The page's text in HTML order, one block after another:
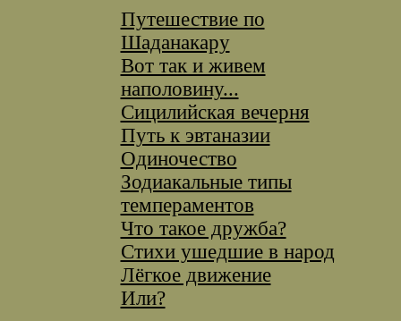
Путешествие по
Шаданакару
Вот так и живем
наполовину...
Сицилийская вечерня
Путь к эвтаназии
Одиночество
Зодиакальные типы
темпераментов
Что такое дружба?
Стихи ушедшие в народ
Лёгкое движение
Или?